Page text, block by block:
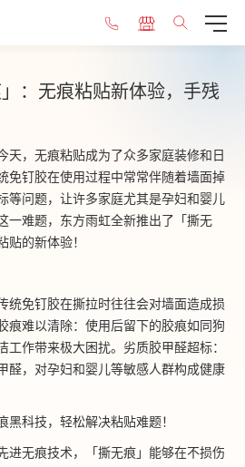
：无痕粘贴新体验，手残
天，无痕粘贴成为了众多家庭装修和日
免钉胶在使用过程中常常伴随着墙面掉
等问题，让许多家庭尤其是孕妇和婴儿
一难题，东方雨虹全新推出了「撕无
贴的新体验！
统免钉胶在撕拉时往往会对墙面造成损
痕难以清除：使用后留下的胶痕如同狗
工作带来极大困扰。劣质胶甲醛超标：
醛，对孕妇和婴儿等敏感人群构成健康
黑科技，轻松解决粘贴难题！
进无痕技术，「撕无痕」能够在不损伤